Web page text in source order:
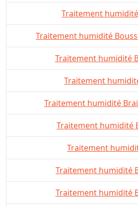
Traitement
Traitement humidité
Traitement humidité
Traitement
Traitement humidité
Traitement humidité
Traitement
Traitement humidité
Traitement humidité